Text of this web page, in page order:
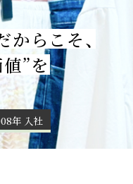
らこそ、
”を
年 入社